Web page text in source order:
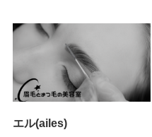
エル(ailes)